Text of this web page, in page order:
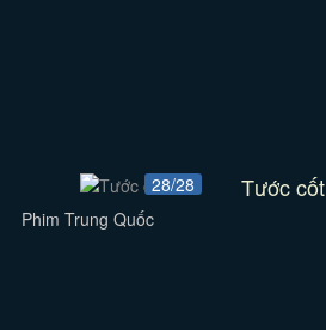
28/28 Tước cốt
Phim Trung Quốc